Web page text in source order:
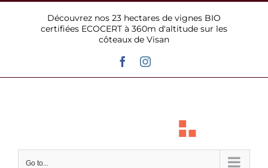
Découvrez nos 23 hectares de vignes BIO
certifiées ECOCERT à 360m d'altitude sur les
côteaux de Visan
FacebookInstagram
Go to...